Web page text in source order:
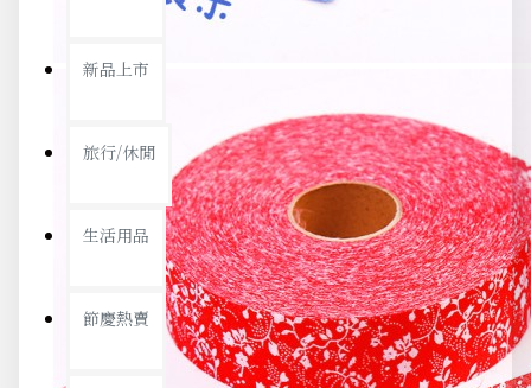
新品上市
旅行/休閒
生活用品
節慶熱賣